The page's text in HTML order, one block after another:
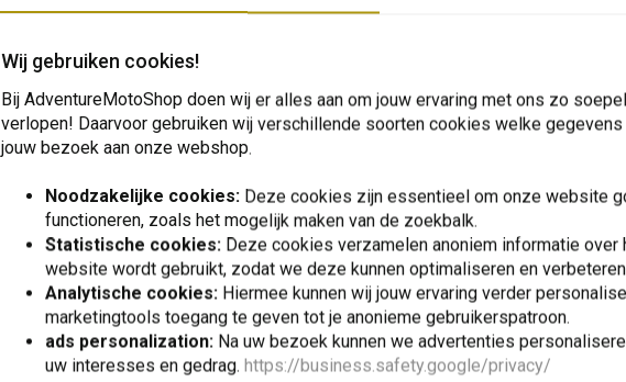
Wij gebruiken cookies!
Bij AdventureMotoShop doen wij er alles aan om jouw ervaring met ons zo
verlopen! Daarvoor gebruiken wij verschillende soorten cookies welke
jouw bezoek aan onze webshop.
Noodzakelijke cookies: Deze cookies zijn essentieel om onze website
functioneren, zoals het mogelijk maken van de zoekbalk.
Statistische cookies: Deze cookies verzamelen anoniem informatie over
website wordt gebruikt, zodat we deze kunnen optimaliseren en
Analytische cookies: Hiermee kunnen wij jouw ervaring verder
marketingtools toegang te geven tot je anonieme gebruikerspatroon.
ads personalization: Na uw bezoek kunnen we advertenties
uw interesses en gedrag. https://business.safety.google/privacy/